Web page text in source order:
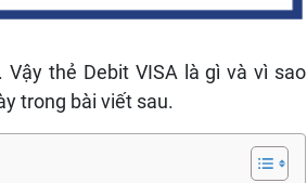
thẻ Debit VISA là gì và vì sao
trong bài viết sau.